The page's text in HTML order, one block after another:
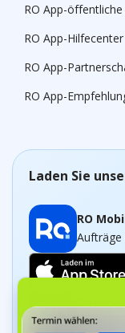
RO App-öffentliche
RO App-Hilfecenter
RO App-
RO App-
Laden Sie
RO
Aufträge